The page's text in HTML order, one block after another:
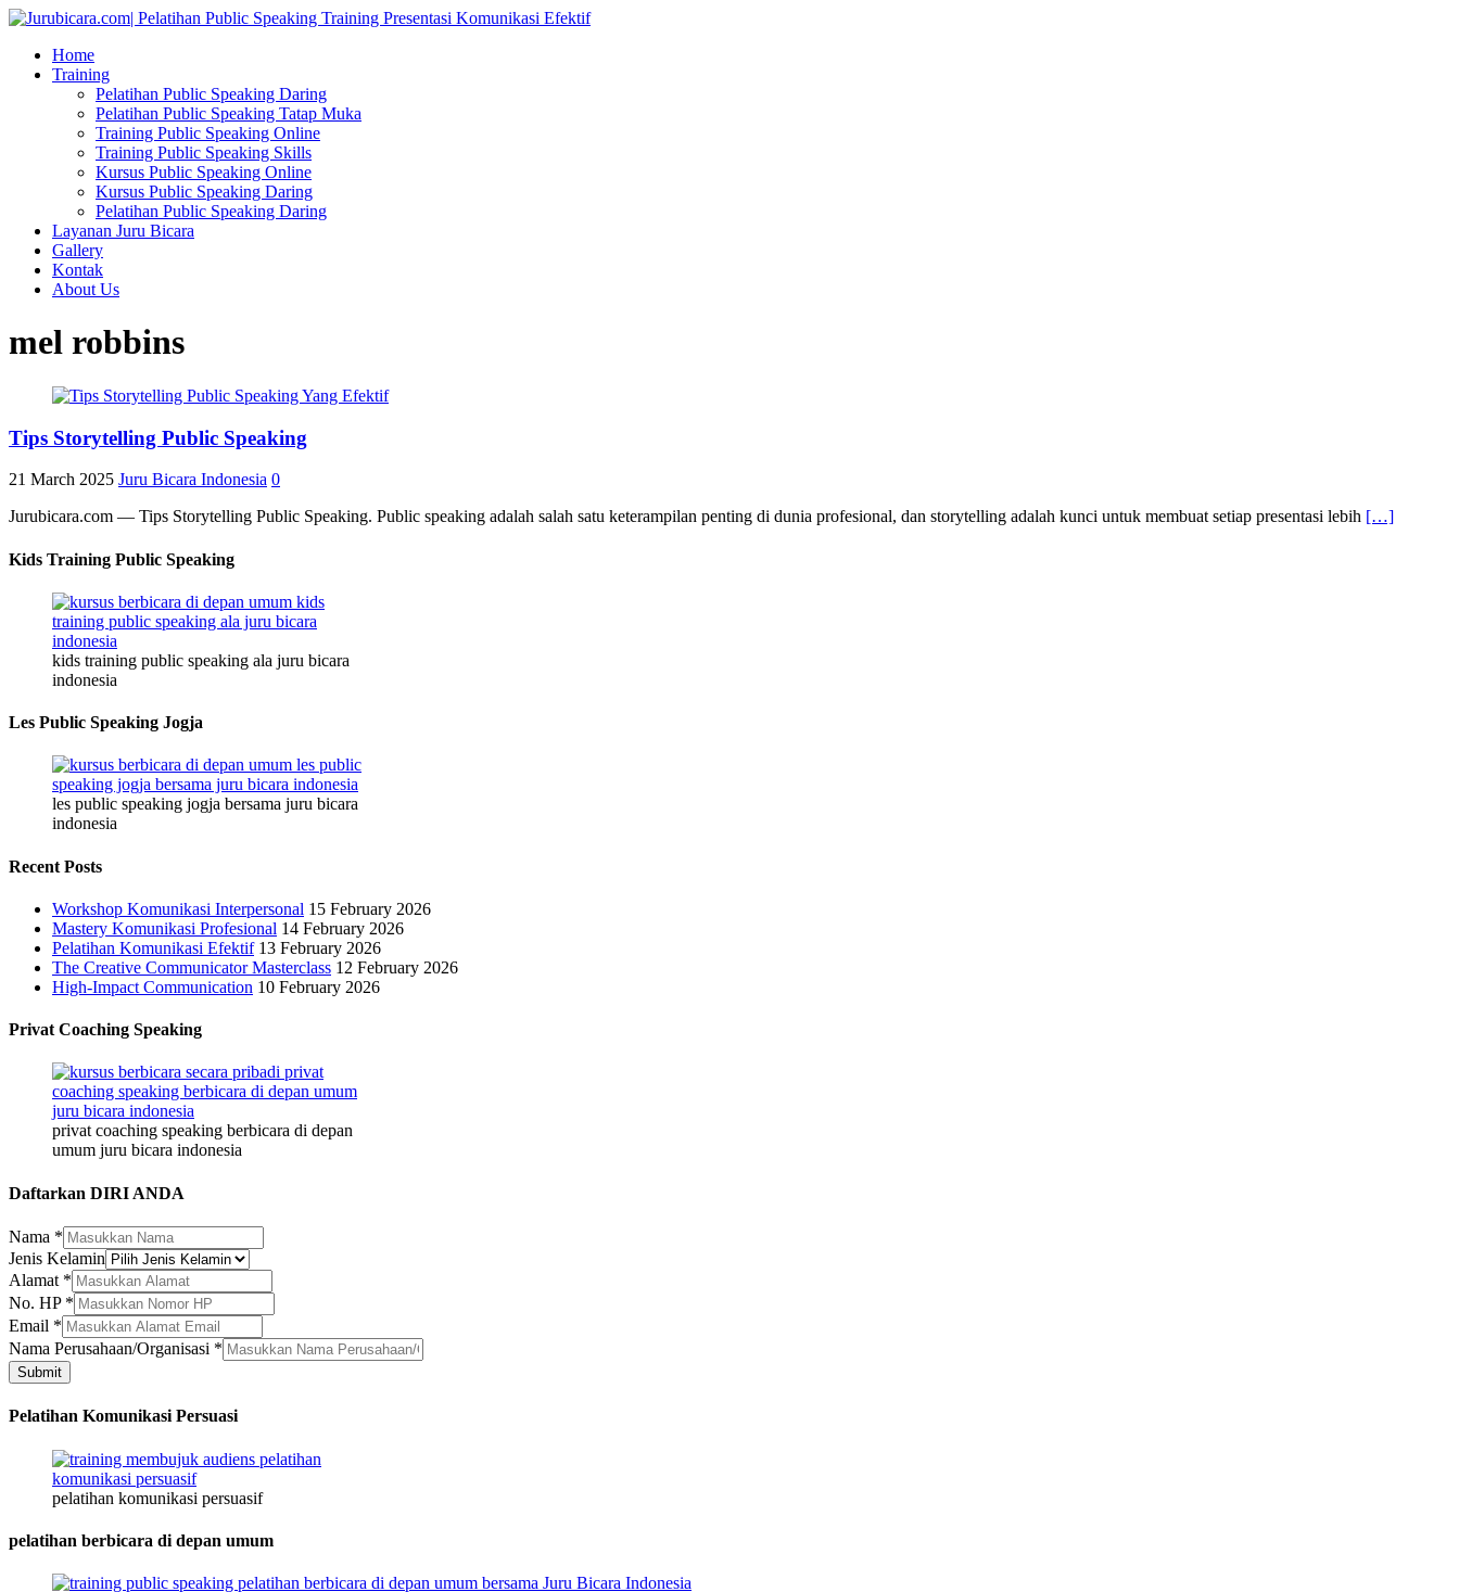
Home
Training
Pelatihan Public Speaking Daring
Pelatihan Public Speaking Tatap Muka
Training Public Speaking Online
Training Public Speaking Skills
Kursus Public Speaking Online
Kursus Public Speaking Daring
Pelatihan Public Speaking Daring
Layanan Juru Bicara
Gallery
Kontak
About Us
mel robbins
Tips Storytelling Public Speaking
21 March 2025 Juru Bicara Indonesia 0
Jurubicara.com — Tips Storytelling Public Speaking. Public speaking adalah salah satu keterampilan penting di dunia profesional, dan storytelling adalah kunci untuk membuat setiap presentasi lebih […]
Kids Training Public Speaking
kids training public speaking ala juru bicara
indonesia
Les Public Speaking Jogja
les public speaking jogja bersama juru bicara
indonesia
Recent Posts
Workshop Komunikasi Interpersonal 15 February 2026
Mastery Komunikasi Profesional 14 February 2026
Pelatihan Komunikasi Efektif 13 February 2026
The Creative Communicator Masterclass 12 February 2026
High-Impact Communication 10 February 2026
Privat Coaching Speaking
privat coaching speaking berbicara di depan
umum juru bicara indonesia
Daftarkan DIRI ANDA
Jenis
Perusahaan/Organisasi
Nama
Nama *
Jenis Kelamin
Alamat *
No. HP *
Email *
Nama Perusahaan/Organisasi *
Submit
Pelatihan Komunikasi Persuasi
pelatihan komunikasi persuasif
pelatihan berbicara di depan umum